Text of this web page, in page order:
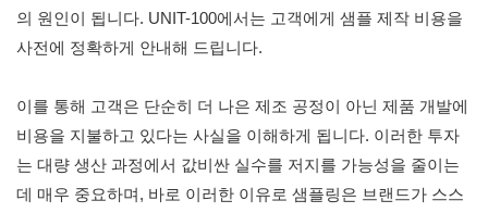
의 원인이 됩니다. UNIT-100에서는 고객에게 샘플 제작 비용을
사전에 정확하게 안내해 드립니다.
이를 통해 고객은 단순히 더 나은 제조 공정이 아닌 제품 개발에
비용을 지불하고 있다는 사실을 이해하게 됩니다. 이러한 투자
는 대량 생산 과정에서 값비싼 실수를 저지를 가능성을 줄이는
데 매우 중요하며, 바로 이러한 이유로 샘플링은 브랜드가 스스